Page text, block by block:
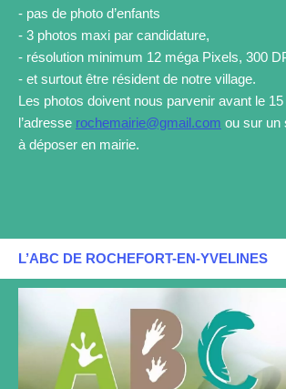
- pas de photo d’enfants
- 3 photos maxi par candidature,
- résolution minimum 12 méga Pixels, 300
- et surtout être résident de notre village.
Les photos doivent nous parvenir avant le
l’adresse rochemairie@gmail.com ou sur un
à déposer en mairie.
L’ABC DE ROCHEFORT-EN-YVELINES